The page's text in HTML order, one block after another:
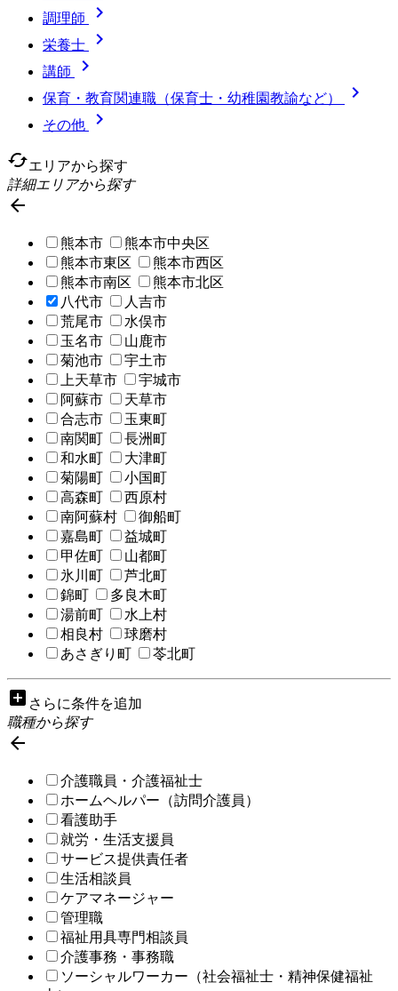
調理師 
栄養士 
講師 
保育・教育関連職（保育士・幼稚園教諭など） 
その他

cachedエリアから探す
詳細エリアから探す

熊本市
熊本市中央区
熊本市東区
熊本市西区
熊本市南区
熊本市北区
八代市
人吉市
荒尾市
水俣市
玉名市
山鹿市
菊池市
宇土市
上天草市
宇城市
阿蘇市
天草市
合志市
玉東町
南関町
長洲町
和水町
大津町
菊陽町
小国町
高森町
西原村
南阿蘇村
御船町
嘉島町
益城町
甲佐町
山都町
氷川町
芦北町
錦町
多良木町
湯前町
水上村
相良村
球磨村
あさぎり町
苓北町
add_box さらに条件を追加
職種から探す

介護職員・介護福祉士
ホームヘルパー（訪問介護員）
看護助手
就労・生活支援員
サービス提供責任者
生活相談員
ケアマネージャー
管理職
福祉用具専門相談員
介護事務・事務職
ソーシャルワーカー（社会福祉士・精神保健福祉